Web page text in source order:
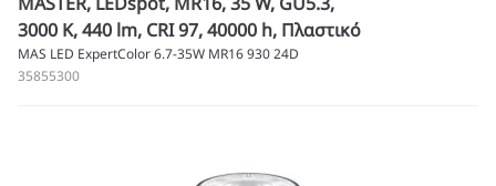
3000 K, 440 lm, CRI 97, 40000 h, Πλαστικό
MAS LED ExpertColor 6.7-35W MR16 930 24D
35855300